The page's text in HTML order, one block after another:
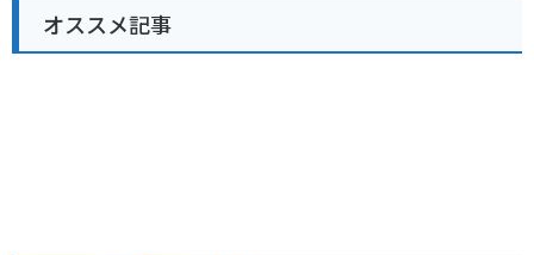
オススメ記事